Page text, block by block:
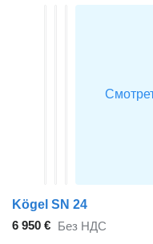
Kögel SN 24
6 950 € Без НДС